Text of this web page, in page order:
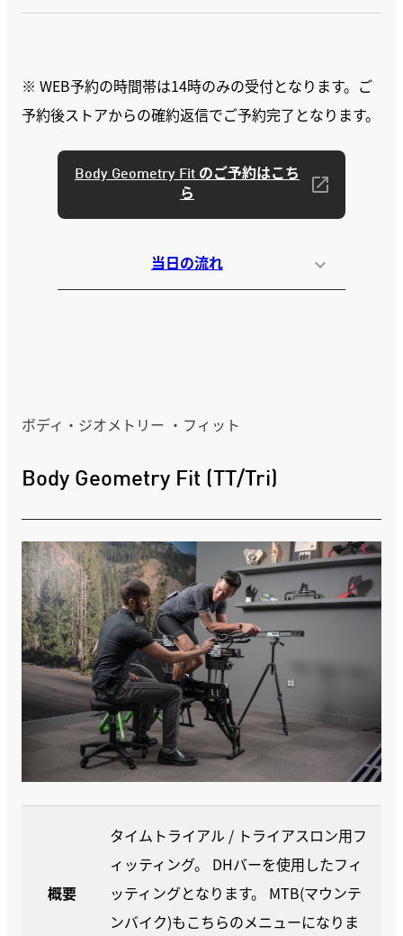
※ WEB予約の時間帯は14時のみの受付となります。ご
予約後ストアからの確約返信でご予約完了となります。
Body Geometry Fit のご予約はこち
ら
当日の流れ
ボディ・ジオメトリー ・フィット
Body Geometry Fit (TT/Tri)
概要
タイムトライアル / トライアスロン用フ
ィッティング。 DHバーを使用したフィ
ッティングとなります。 MTB(マウンテ
ンバイク)もこちらのメニューになりま